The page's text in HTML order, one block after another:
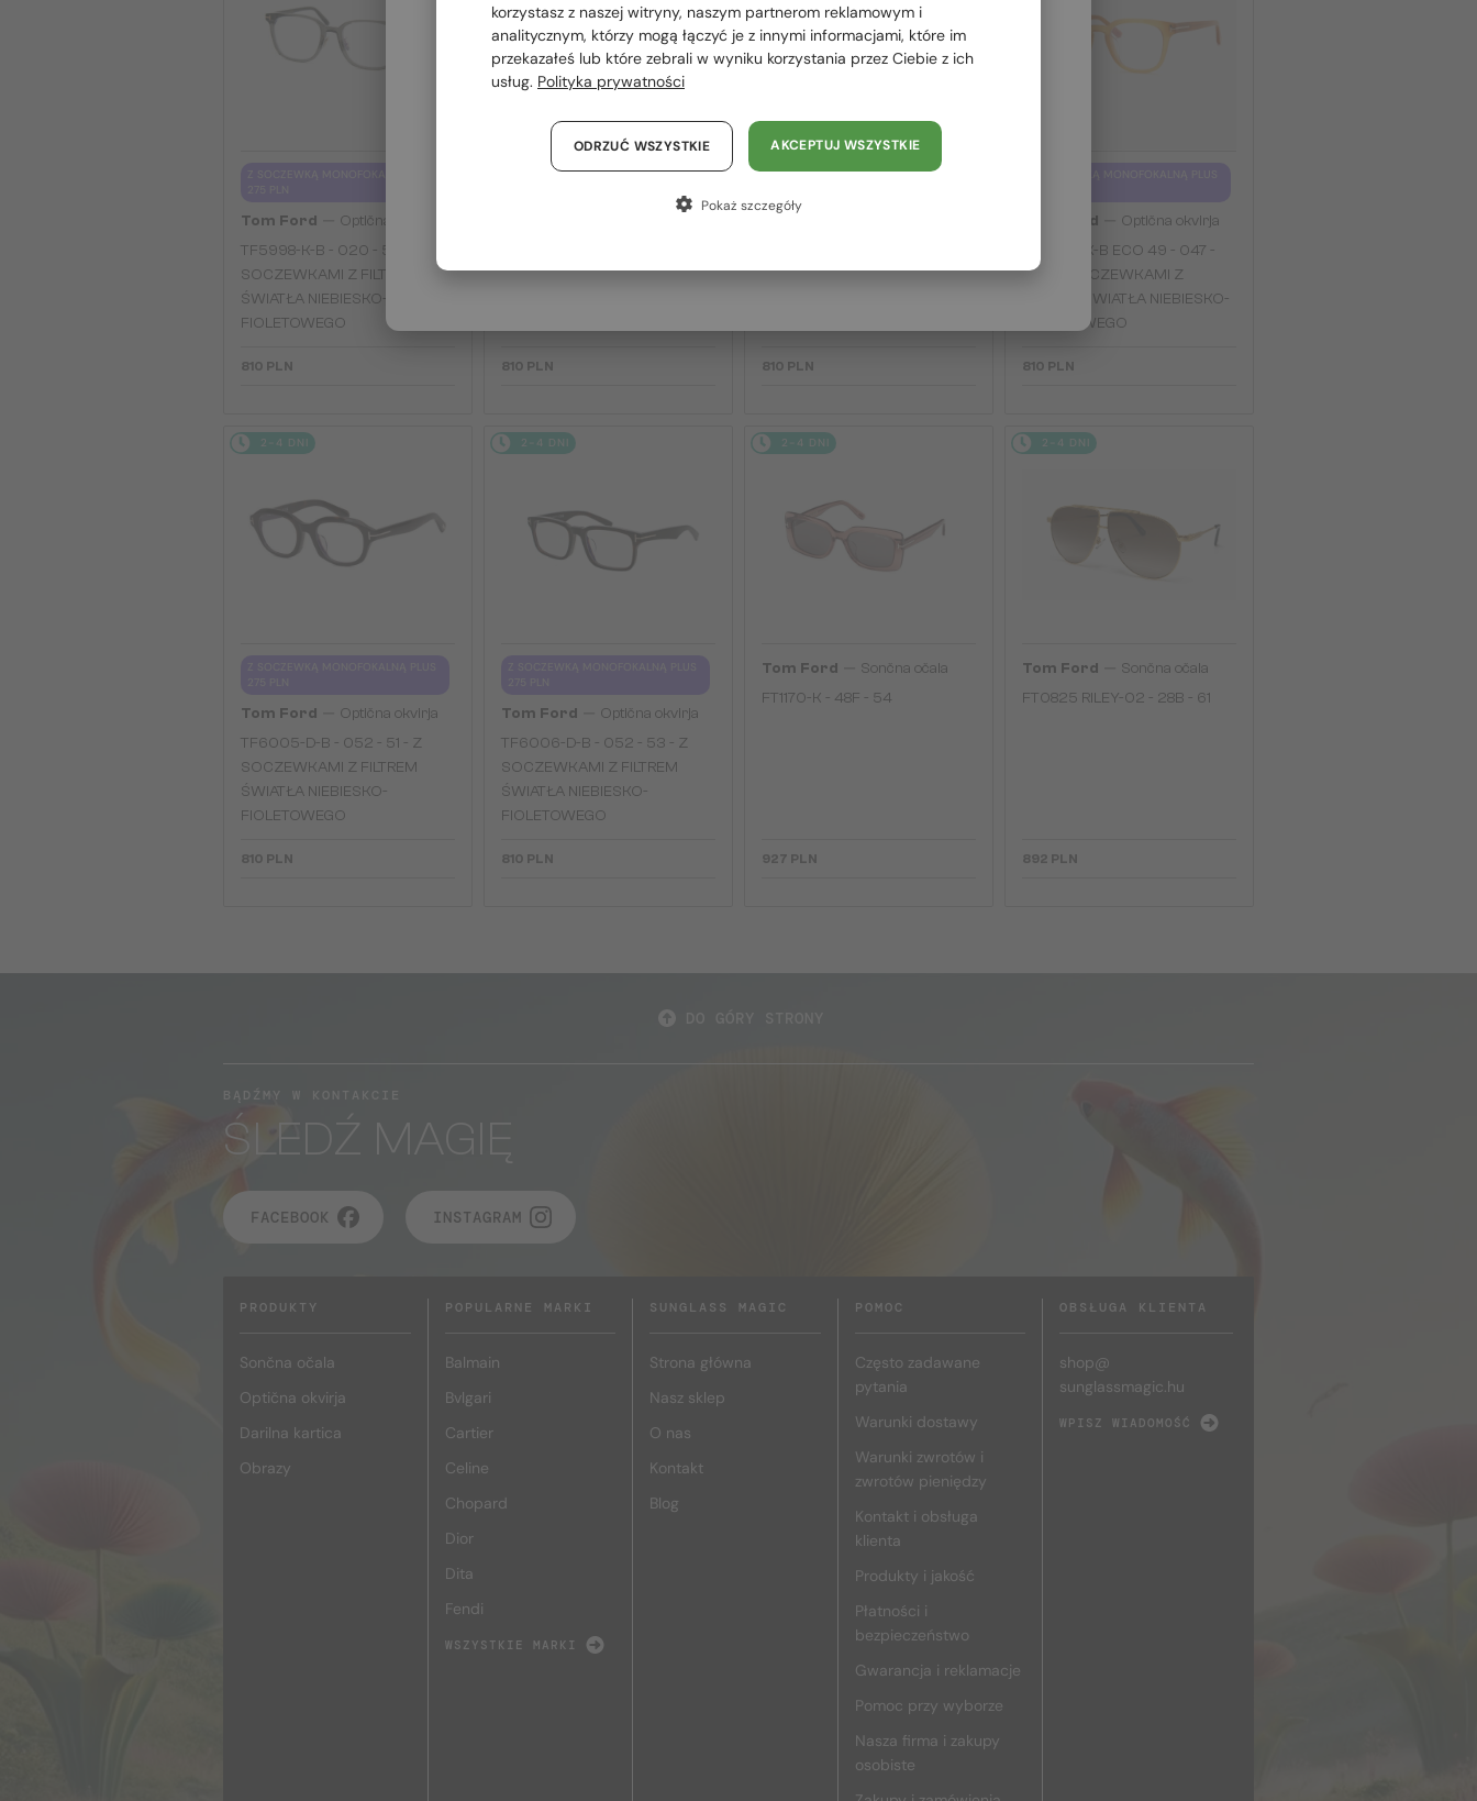
Tom Ford
Optična okvirja
TF5998-K-B - 020 - 51 - Z
SOCZEWKAMI Z FILTREM
ŚWIATŁA NIEBIESKO-
FIOLETOWEGO
810 PLN
Z SOCZEWKĄ MONOFOKALNĄ PLUS
SOCZEWKAMI Z FILTREM
810 PLN
Z SOCZEWKĄ MONOFOKALNĄ PLUS
SOCZEWKAMI Z FILTREM
810 PLN
Tom Ford
Optična okvirja
TF5999-K-B ECO 49 - 047 -
49 - Z SOCZEWKAMI Z
FILTREM ŚWIATŁA NIEBIESKO-
FIOLETOWEGO
810 PLN
2-4 DNI
Tom Ford
Optična okvirja
TF6005-D-B - 052 - 51 - Z
SOCZEWKAMI Z FILTREM
ŚWIATŁA NIEBIESKO-
FIOLETOWEGO
810 PLN
2-4 DNI
Tom Ford
Optična okvirja
TF6006-D-B - 052 - 53 - Z
SOCZEWKAMI Z FILTREM
ŚWIATŁA NIEBIESKO-
FIOLETOWEGO
810 PLN
2-4 DNI
Tom Ford
Sončna očala
FT1170-K - 48F - 54
927 PLN
2-4 DNI
Tom Ford
Sončna očala
FT0825 RILEY-02 - 28B - 61
892 PLN
BĄDŹMY W KONTAKCIE
ŚLEDŹ MAGIĘ
FACEBOOK INSTAGRAM
PRODUKTY
Sončna očala
Optična okvirja
Darilna kartica
Obrazy
POPULARNE MARKI
Balmain
Bvlgari
Cartier
Celine
Chopard
Dior
Dita
Fendi
WSZYSTKIE MARKI
SUNGLASS MAGIC
Strona główna
Nasz sklep
O nas
Kontakt
Blog
POMOC
Często zadawane
pytania
Warunki dostawy
Warunki zwrotów i
zwrotów pieniędzy
Kontakt i obsługa
klienta
Produkty i jakość
Płatności i
bezpieczeństwo
Gwarancja i reklamacje
Pomoc przy wyborze
Nasza firma i zakupy
osobiste
OBSŁUGA KLIENTA
shop@
sunglassmagic.hu
WPISZ WIADOMOŚĆ
România / RO
Magyarország / HU
Austria / AT
Francja / FR
korzystasz z naszej witryny, naszym partnerom reklamowym i
analitycznym, którzy mogą łączyć je z innymi informacjami, które im
przekazałeś lub które zebrali w wyniku korzystania przez Ciebie z ich
usług. Polityka prywatności
AKCEPTUJ WSZYSTKIE
ODRZUĆ WSZYSTKIE
Pokaż szczegóły